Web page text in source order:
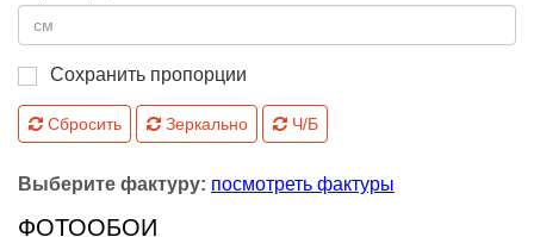
Сохранить пропорции
Сбросить Зеркально Ч/Б
Выберите фактуру: посмотреть фактуры
ФОТООБОИ